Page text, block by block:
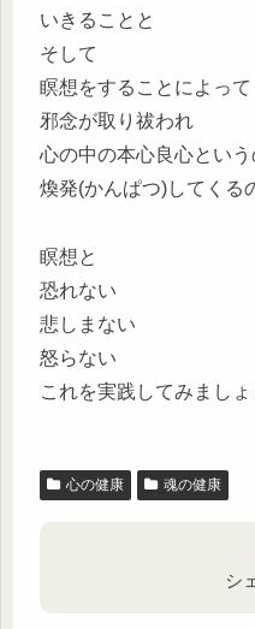
いきることと
そして
瞑想をすることによって
邪念が取り祓われ
心の中の本心良心とい
煥発(かんぱつ)してくる
瞑想と
恐れない
悲しまない
怒らない
これを実践してみましょ
心の健康 魂の健康
シ